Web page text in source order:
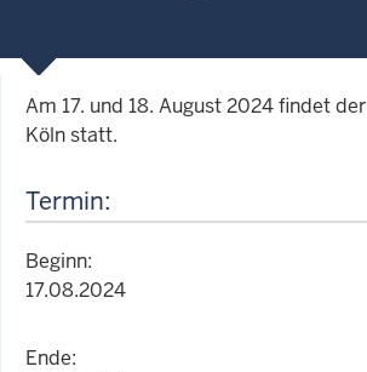
Am 17. und 18. August 2024 findet der
Köln statt.
Termin:
Beginn:
17.08.2024
Ende: